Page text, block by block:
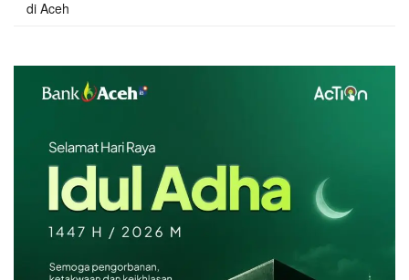
di Aceh